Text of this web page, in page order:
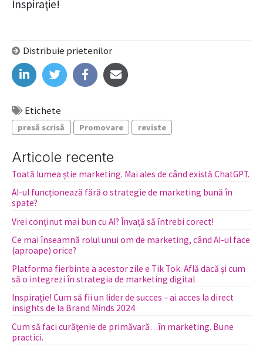
Inspiraţie!
Distribuie prietenilor
Etichete
presă scrisă Promovare reviste
Articole recente
Toată lumea știe marketing. Mai ales de când există ChatGPT.
AI-ul funcționează fără o strategie de marketing bună în
spate?
Vrei conținut mai bun cu AI? Învață să întrebi corect!
Ce mai înseamnă rolul unui om de marketing, când AI-ul face
(aproape) orice?
Platforma fierbinte a acestor zile e Tik Tok. Află dacă și cum
să o integrezi în strategia de marketing digital
Inspirație! Cum să fii un lider de succes – ai acces la direct
insights de la Brand Minds 2024
Cum să faci curățenie de primăvară…în marketing. Bune
practici.